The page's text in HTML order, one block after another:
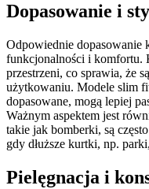
Dopasowanie i
Odpowiednie dopasowanie
funkcjonalności i komfortu.
przestrzeni, co sprawia, że
użytkowaniu. Modele slim
dopasowane, mogą lepiej
Ważnym aspektem jest
takie jak bomberki, są
gdy dłuższe kurtki, np.
Pielęgnacja i